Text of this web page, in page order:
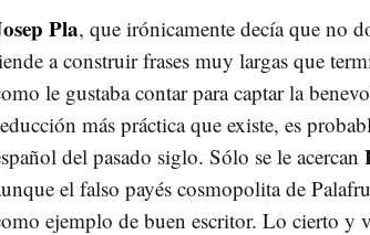
Pla, que irónicamente decía que no
a construir frases muy largas que
le gustaba contar para captar la
más práctica que existe, es
del pasado siglo. Sólo se le acercan
el falso payés cosmopolita de
ejemplo de buen escritor. Lo cierto y